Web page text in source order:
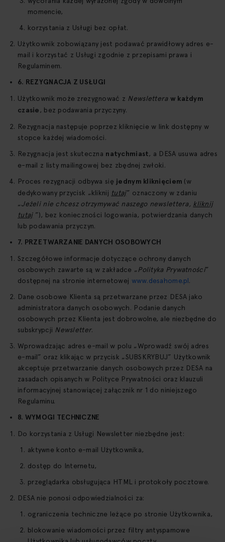
momencie,
korzystania z Usługi bez opłat.
Użytkownik zobowiązany jest podawać prawidłowy adres e-
mail i korzystać z Usługi zgodnie z przepisami prawa i
Regulaminem.
6. REZYGNACJA Z USŁUGI
Użytkownik może zrezygnować z Newslettera w każdym
czasie , bez podawania przyczyny.
Rezygnacja następuje poprzez kliknięcie w link dostępny w
stopce każdej wiadomości.
Rezygnacja jest skuteczna natychmiast, a DESA usuwa adres
e-mail z listy mailingowej bez zbędnej zwłoki.
Proces rezygnacji odbywa się jednym kliknięciem (w
dedykowany przycisk „kliknij tutaj” oznaczony w zdaniu
„Jeżeli nie chcesz otrzymywać naszego newslettera, kliknij
tutaj”), bez konieczności logowania, potwierdzania danych
lub podawania przyczyn.
7. PRZETWARZANIE DANYCH OSOBOWYCH
Szczegółowe informacje dotyczące ochrony danych
osobowych zawarte są w zakładce „Polityka Prywatności”
dostępnej na stronie internetowej www.desahome.pl.
Dane osobowe Klienta są przetwarzane przez DESA jako
administratora danych osobowych. Podanie danych
osobowych przez Klienta jest dobrowolne, ale niezbędne do
subskrypcji Newsletter.
Wprowadzając adres e-mail w polu „Wprowadź swój adres
e-mail” oraz klikając w przycisk „SUBSKRYBUJ” Użytkownik
akceptuje przetwarzanie danych osobowych przez DESA na
zasadach opisanych w Polityce Prywatności oraz klauzuli
informacyjnej stanowiącej załącznik nr 1 do niniejszego
Regulaminu.
8. WYMOGI TECHNICZNE
Do korzystania z Usługi Newsletter niezbędne jest:
aktywne konto e-mail Użytkownika,
dostęp do Internetu,
przeglądarka obsługująca HTML i protokoły pocztowe.
DESA nie ponosi odpowiedzialności za:
ograniczenia techniczne leżące po stronie Użytkownika,
blokowanie wiadomości przez filtry antyspamowe